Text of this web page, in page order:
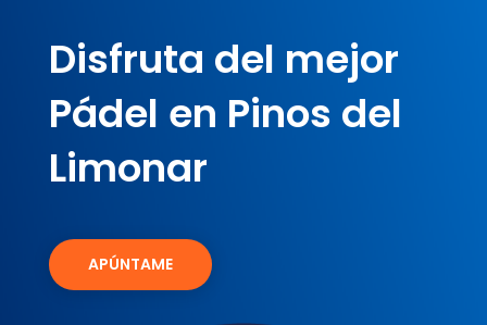
Disfruta del mejor
Pádel en Pinos del
Limonar
APÚNTAME